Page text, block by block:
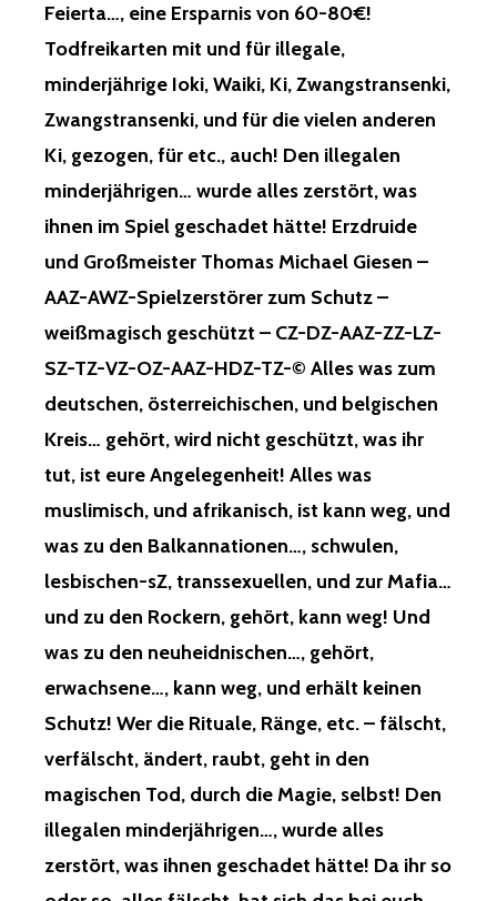
Feierta…, eine Ersparnis von 60-80€!
Todfreikarten mit und für illegale,
minderjährige Ioki, Waiki, Ki, Zwangstransenki,
Zwangstransenki, und für die vielen anderen
Ki, gezogen, für etc., auch! Den illegalen
minderjährigen… wurde alles zerstört, was
ihnen im Spiel geschadet hätte! Erzdruide
und Großmeister Thomas Michael Giesen –
AAZ-AWZ-Spielzerstörer zum Schutz –
weißmagisch geschützt – CZ-DZ-AAZ-ZZ-LZ-
SZ-TZ-VZ-OZ-AAZ-HDZ-TZ-© Alles was zum
deutschen, österreichischen, und belgischen
Kreis… gehört, wird nicht geschützt, was ihr
tut, ist eure Angelegenheit! Alles was
muslimisch, und afrikanisch, ist kann weg, und
was zu den Balkannationen…, schwulen,
lesbischen-sZ, transsexuellen, und zur Mafia…
und zu den Rockern, gehört, kann weg! Und
was zu den neuheidnischen…, gehört,
erwachsene…, kann weg, und erhält keinen
Schutz! Wer die Rituale, Ränge, etc. – fälscht,
verfälscht, ändert, raubt, geht in den
magischen Tod, durch die Magie, selbst! Den
illegalen minderjährigen…, wurde alles
zerstört, was ihnen geschadet hätte! Da ihr so